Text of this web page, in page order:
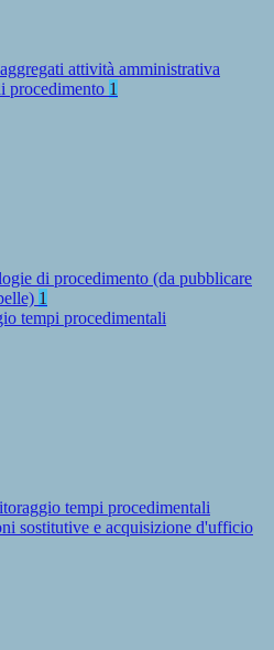
attività amministrativa
procedimento 1
di procedimento (da pubblicare
1
tempi procedimentali
tempi procedimentali
sostitutive e acquisizione d'ufficio